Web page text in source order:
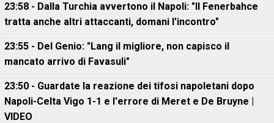
23:58 - Dalla Turchia avvertono il Napoli: "Il Fenerbahce
tratta anche altri attaccanti, domani l'incontro"
23:55 - Del Genio: "Lang il migliore, non capisco il
mancato arrivo di Favasuli"
23:50 - Guardate la reazione dei tifosi napoletani dopo
Napoli-Celta Vigo 1-1 e l'errore di Meret e De Bruyne |
VIDEO